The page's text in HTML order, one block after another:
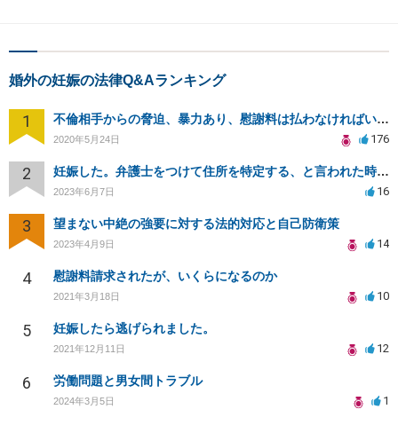
婚外の妊娠の法律Q&Aランキング
1 不倫相手からの脅迫、暴力あり、慰謝料は払わなければいけませんか
2020年5月24日 176
2 妊娠した。弁護士をつけて住所を特定する、と言われた時の対応について
2023年6月7日 16
3 望まない中絶の強要に対する法的対応と自己防衛策
2023年4月9日 14
4 慰謝料請求されたが、いくらになるのか
2021年3月18日 10
5 妊娠したら逃げられました。
2021年12月11日 12
6 労働問題と男女間トラブル
2024年3月5日 1